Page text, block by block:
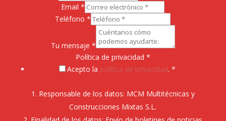
Email*
Teléfono*
Tu mensaje *
Política de privacidad *
Acepto la política de privacidad. *
Responsable de los datos: MCM Multitécnicas y
Construcciones Mixtas S.L.